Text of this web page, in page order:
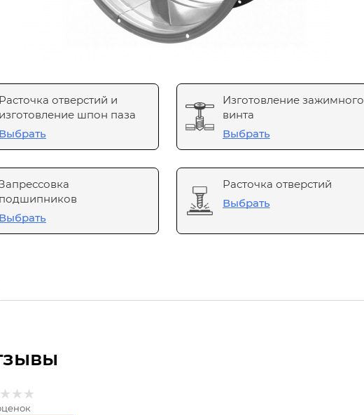
Расточка отверстий и
изготовление шпон паза
Выбрать
Изготовление зажимного
винта
Выбрать
подшипников
Выбрать
Расточка отверстий
Выбрать